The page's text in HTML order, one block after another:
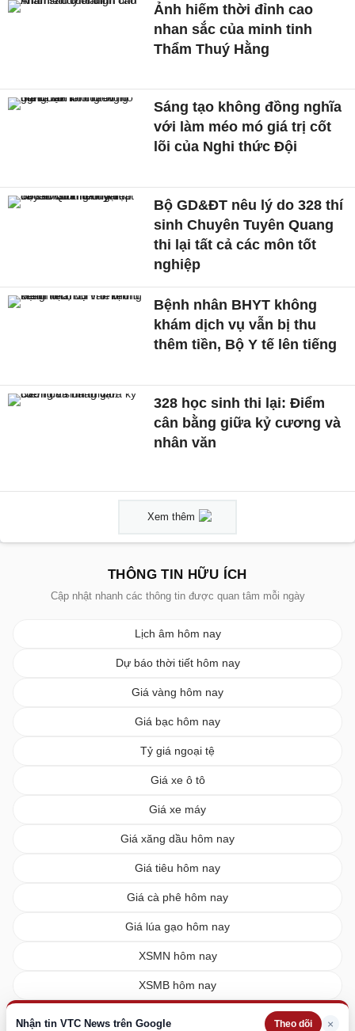
Nhận tin VTC News trên Google Theo dõi ×
Ảnh hiếm thời đỉnh cao
nhan sắc của minh tinh
Thẩm Thuý Hằng
Sáng tạo không đồng nghĩa
với làm méo mó giá trị cốt
lõi của Nghi thức Đội
Bộ GD&ĐT nêu lý do 328 thí
sinh Chuyên Tuyên Quang
thi lại tất cả các môn tốt
nghiệp
Bệnh nhân BHYT không
khám dịch vụ vẫn bị thu
thêm tiền, Bộ Y tế lên tiếng
328 học sinh thi lại: Điểm
cân bằng giữa kỷ cương và
nhân văn
Xem thêm
THÔNG TIN HỮU ÍCH
Cập nhật nhanh các thông tin được quan tâm mỗi ngày
Lịch âm hôm nay
Dự báo thời tiết hôm nay
Giá vàng hôm nay
Giá bạc hôm nay
Tỷ giá ngoại tệ
Giá xe ô tô
Giá xe máy
Giá xăng dầu hôm nay
Giá tiêu hôm nay
Giá cà phê hôm nay
Giá lúa gạo hôm nay
XSMN hôm nay
XSMB hôm nay